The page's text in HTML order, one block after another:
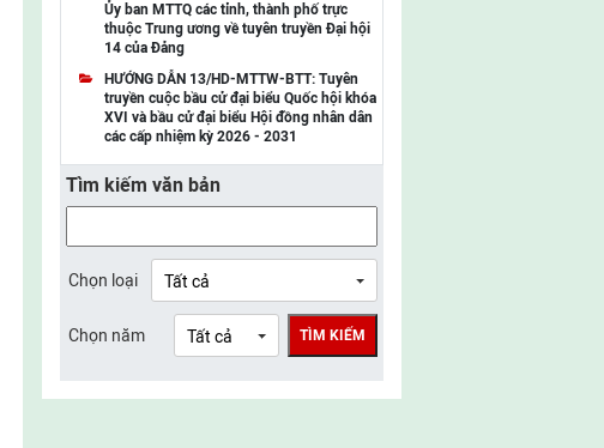
UBMTTQ Việt Nam tỉnh Lai Châu
UBMTTQ Việt Nam tỉnh Điện Biên
UBMTTQ Việt Nam tỉnh Sơn La
UBMTTQ Việt Nam tỉnh Thanh Hóa
UBMTTQ Việt Nam tỉnh Nghệ An
UBMTTQ Việt Nam tỉnh Lào Cai
UBMTTQ Việt Nam tỉnh Thái Nguyên
Ủy ban MTTQ các tỉnh, thành phố trực
thuộc Trung ương về tuyên truyền Đại hội
14 của Đảng
HƯỚNG DẪN 13/HD-MTTW-BTT: Tuyên
truyền cuộc bầu cử đại biểu Quốc hội khóa
XVI và bầu cử đại biểu Hội đồng nhân dân
các cấp nhiệm kỳ 2026 - 2031
Tìm kiếm văn bản
Chọn loại
Chọn năm TÌM KIẾM